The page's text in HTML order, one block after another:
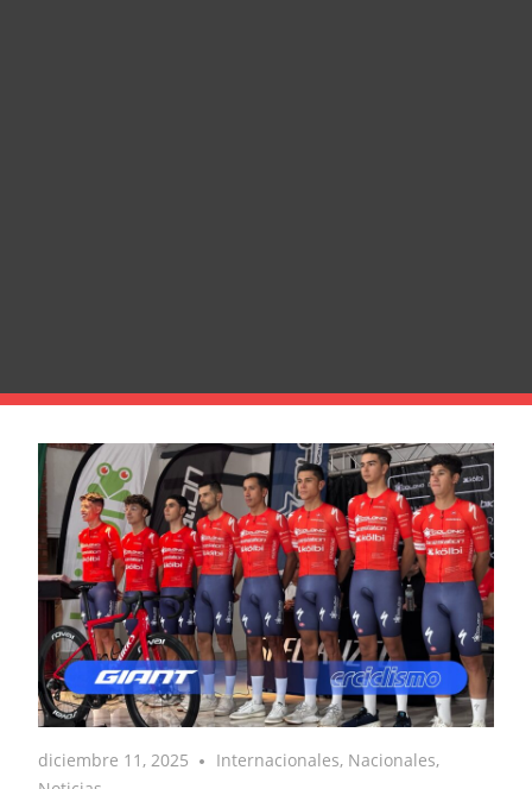
diciembre 11, 2025 Internacionales, Nacionales,